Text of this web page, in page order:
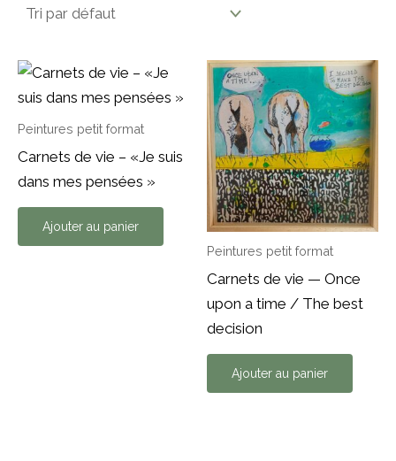
Peintures petit format
Carnets de vie – «Je suis
dans mes pensées »
Ajouter au panier
Peintures petit format
Carnets de vie — Once
upon a time / The best
decision
Ajouter au panier